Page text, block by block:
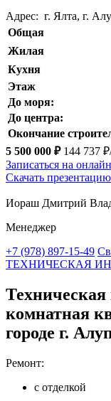
Адрес: г. Ялта, г.
Общая
Жилая
Кухня
Этаж
До моря:
До центра:
Окончание
5 500 000 ₽ 144 737
Записаться на
Скачать презентацию
Иораш Дмитрий
Менеджер
+7 (978) 897-15-49
ТЕХНИЧЕСКАЯ
комнатная
городе г.
Ремонт:
с отделкой